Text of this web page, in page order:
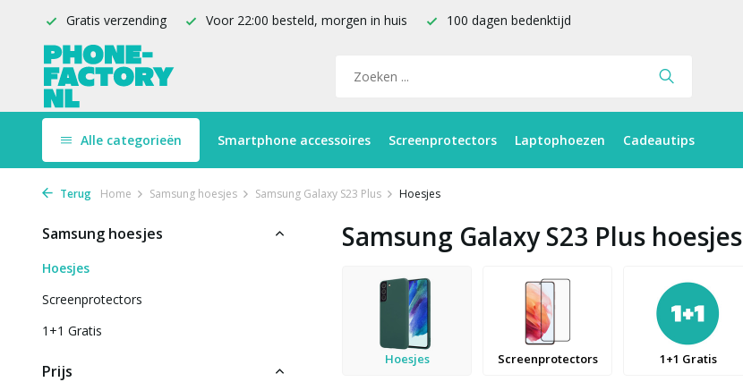
Gratis verzending Voor 22:00 besteld, morgen in huis 100 dagen bedenktijd
Alle categorieën Smartphone accessoires Screenprotectors Laptophoezen Cadeautips
Terug Home Samsung hoesjes Samsung Galaxy S23 Plus Hoesjes
Samsung hoesjes
Hoesjes
Screenprotectors
1+1 Gratis
Prijs
Samsung Galaxy S23 Plus hoesjes
Hoesjes Screenprotectors 1+1 Gratis